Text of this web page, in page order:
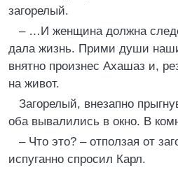
загорелый.
– …И женщина должна
дала жизнь. Прими души
внятно произнес Ахашаз и,
на живот.
Загорелый, внезапно
оба вывалились в окно. В
– Что это? – отползая от
испуганно спросил Карл.